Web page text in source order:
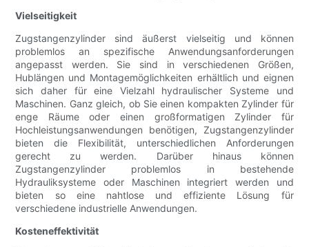
Vielseitigkeit
Zugstangenzylinder sind äußerst vielseitig und können
problemlos an spezifische Anwendungsanforderungen
angepasst werden. Sie sind in verschiedenen Größen,
Hublängen und Montagemöglichkeiten erhältlich und eignen
sich daher für eine Vielzahl hydraulischer Systeme und
Maschinen. Ganz gleich, ob Sie einen kompakten Zylinder für
enge Räume oder einen großformatigen Zylinder für
Hochleistungsanwendungen benötigen, Zugstangenzylinder
bieten die Flexibilität, unterschiedlichen Anforderungen
gerecht zu werden. Darüber hinaus können
Zugstangenzylinder problemlos in bestehende
Hydrauliksysteme oder Maschinen integriert werden und
bieten so eine nahtlose und effiziente Lösung für
verschiedene industrielle Anwendungen.
Kosteneffektivität